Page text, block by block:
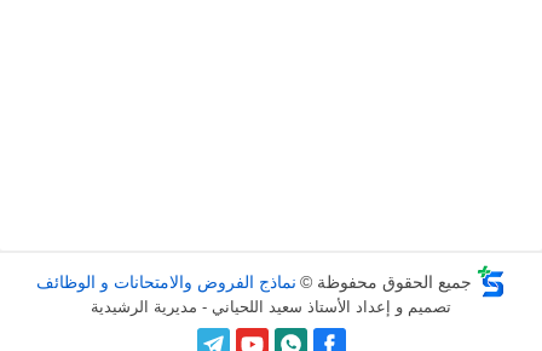
جميع الحقوق محفوظة © نماذج الفروض والامتحانات و الوظائف
تصميم و إعداد الأستاذ سعيد اللحياني - مديرية الرشيدية